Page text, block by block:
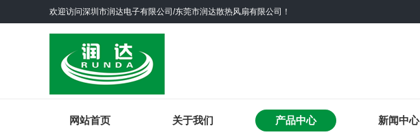
欢迎访问深圳市润达电子有限公司/东莞市润达散热风扇有限公司！
网站首页 关于我们 产品中心 新闻中心